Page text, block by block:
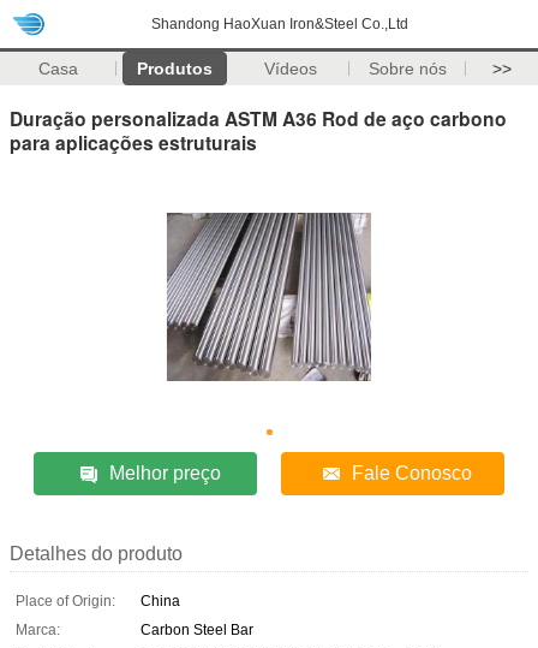
Shandong HaoXuan Iron&Steel Co.,Ltd
Casa Produtos Vídeos Sobre nós >>
Duração personalizada ASTM A36 Rod de aço carbono
para aplicações estruturais
Melhor preço Fale Conosco
Detalhes do produto
Place of Origin:
China
Marca:
Carbon Steel Bar